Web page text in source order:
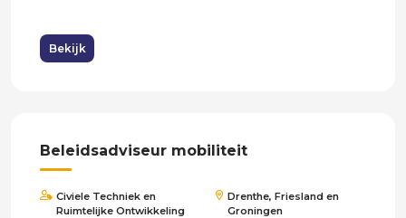
Bekijk
Beleidsadviseur mobiliteit
Civiele Techniek en
Ruimtelijke Ontwikkeling
Drenthe, Friesland en
Groningen